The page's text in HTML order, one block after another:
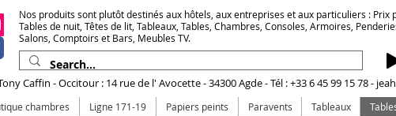
Nos produits sont plutôt destinés aux hôtels, aux entreprises et aux particuliers : Prix
Tables de nuit, Têtes de lit, Tableaux, Tables, Chambres, Consoles, Armoires,
Salons, Comptoirs et Bars, Meubles TV.
Caffin - Occitour : 14 rue de l' Avocette - 34300 Agde - Tél : +33 6 45 99 15 78 -
chambres Ligne 171-19 Papiers peints Paravents Tableaux